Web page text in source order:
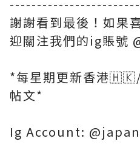
謝謝看到最後！如果
迎關注我們的ig賬號
*每星期更新香港
帖文*
Ig Account: